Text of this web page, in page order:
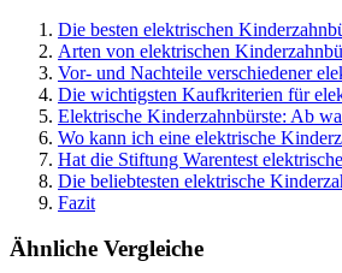
Die besten elektrischen
Arten von elektrischen
Vor- und Nachteile verschiedener
Die wichtigsten Kaufkriterien für
Elektrische Kinderzahnbürste: Ab
Wo kann ich eine elektrische
Hat die Stiftung Warentest
Die beliebtesten elektrische
Fazit
Ähnliche Vergleiche